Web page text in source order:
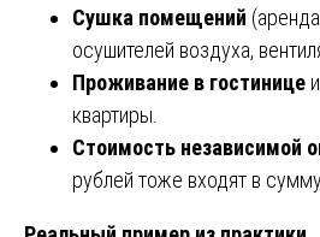
Сушка помещений
осушителей воздуха,
Проживание в гостинице
квартиры.
Стоимость независимой
рублей тоже входят в